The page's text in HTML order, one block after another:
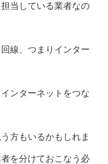
当している業者なの
線、つまりインター
ンターネットをつな
方もいるかもしれま
を分けておこなう必